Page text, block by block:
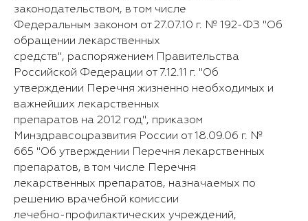
законодательством, в том числе
Федеральным законом от 27.07.10 г. № 192-ФЗ "Об
обращении лекарственных
средств", распоряжением Правительства
Российской Федерации от 7.12.11 г. "Об
утверждении Перечня жизненно необходимых и
важнейших лекарственных
препаратов на 2012 год", приказом
Минздравсоцразвития России от 18.09.06 г. №
665 "Об утверждении Перечня лекарственных
препаратов, в том числе Перечня
лекарственных препаратов, назначаемых по
решению врачебной комиссии
лечебно-профилактических учреждений,